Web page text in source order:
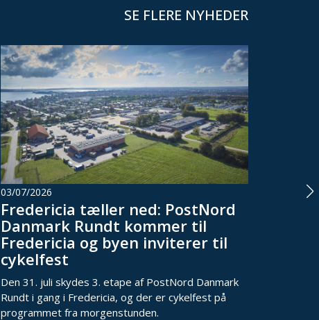
SE FLERE NYHEDER
03/07/2026
Fredericia tæller ned: PostNord
Danmark Rundt kommer til
Fredericia og byen inviterer til
cykelfest
Den 31. juli skydes 3. etape af PostNord Danmark
Rundt i gang i Fredericia, og der er cykelfest på
programmet fra morgenstunden.
03/07/